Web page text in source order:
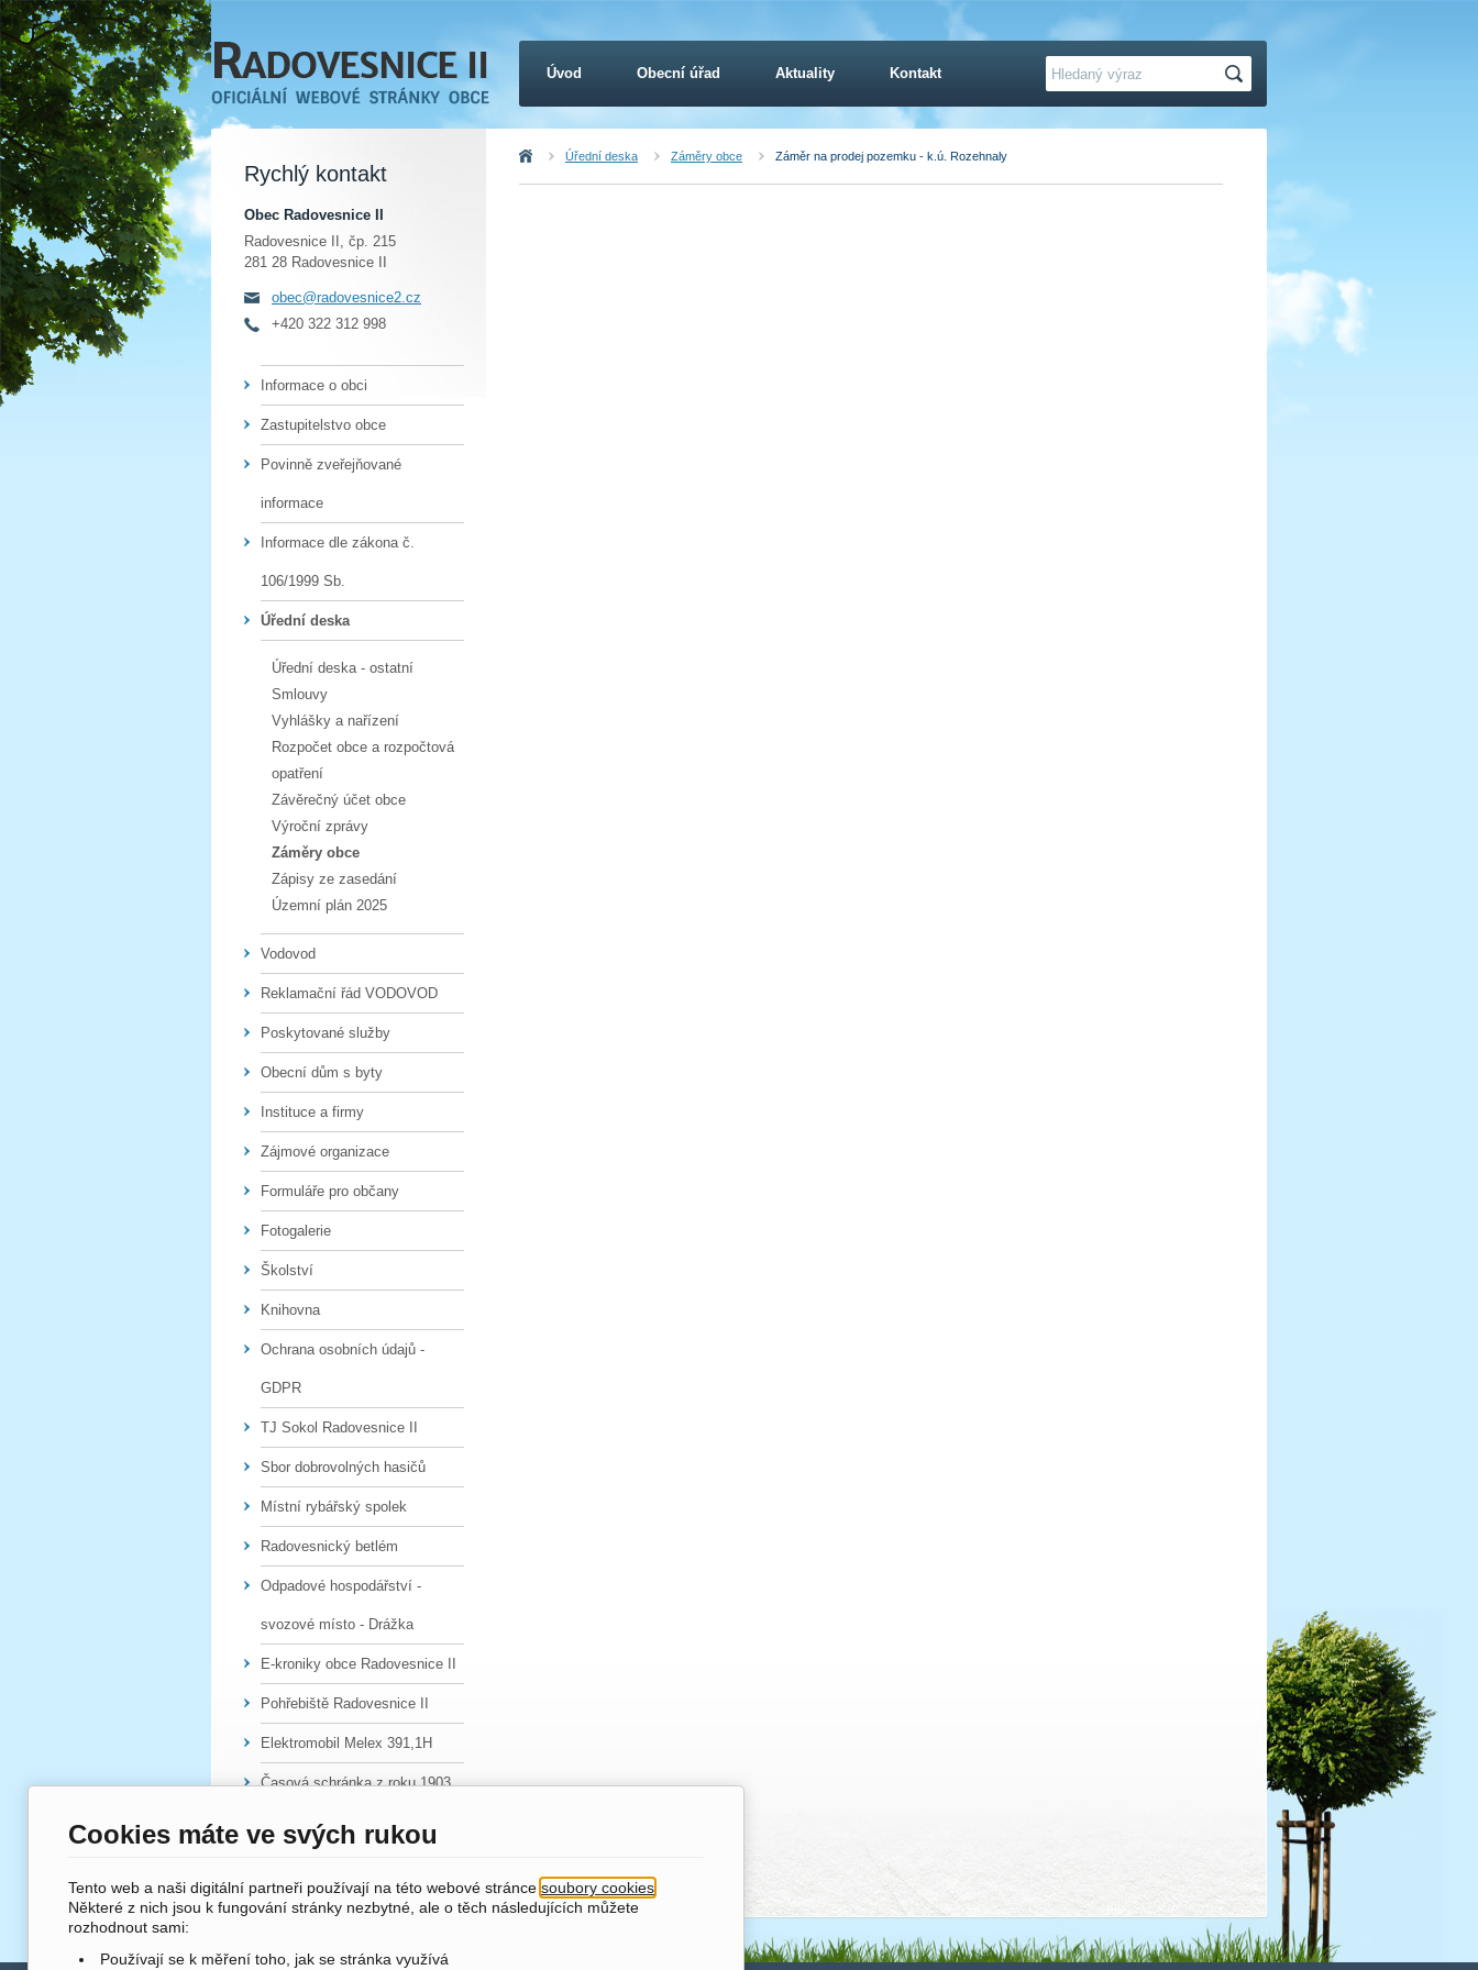
Úvod Úřední deska Záměry obce Záměr na prodej pozemku - k.ú. Rozehnaly
Rychlý kontakt
Obec Radovesnice II
Radovesnice II, čp. 215
281 28 Radovesnice II
obec@radovesnice2.cz
+420 322 312 998
Informace o obci
Zastupitelstvo obce
Povinně zveřejňované
informace
Informace dle zákona č.
106/1999 Sb.
Úřední deska
Úřední deska - ostatní
Smlouvy
Vyhlášky a nařízení
Rozpočet obce a rozpočtová
opatření
Závěrečný účet obce
Výroční zprávy
Záměry obce
Zápisy ze zasedání
Územní plán 2025
Vodovod
Reklamační řád VODOVOD
Poskytované služby
Obecní dům s byty
Instituce a firmy
Zájmové organizace
Formuláře pro občany
Fotogalerie
Školství
Knihovna
Ochrana osobních údajů -
GDPR
TJ Sokol Radovesnice II
Sbor dobrovolných hasičů
Místní rybářský spolek
Radovesnický betlém
Odpadové hospodářství -
svozové místo - Drážka
E-kroniky obce Radovesnice II
Pohřebiště Radovesnice II
Elektromobil Melex 391,1H
Časová schránka z roku 1903
Hledat
Úvod Obecní úřad Aktuality Kontakt
Cookies máte ve svých rukou
Tento web a naši digitální partneři používají na této webové stránce soubory cookies
Některé z nich jsou k fungování stránky nezbytné, ale o těch následujících můžete
rozhodnout sami:
Používají se k měření toho, jak se stránka využívá